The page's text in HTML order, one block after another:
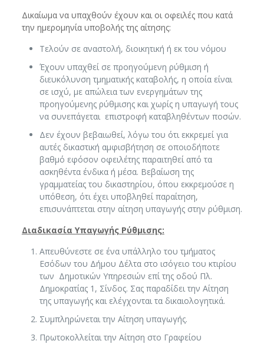
Δικαίωμα να υπαχθούν έχουν και οι οφειλές που κατά
την ημερομηνία υποβολής της αίτησης:
Τελούν σε αναστολή, διοικητική ή εκ του νόμου
Έχουν υπαχθεί σε προηγούμενη ρύθμιση ή
διευκόλυνση τμηματικής καταβολής, η οποία είναι
σε ισχύ, με απώλεια των ενεργημάτων της
προηγούμενης ρύθμισης και χωρίς η υπαγωγή τους
να συνεπάγεται επιστροφή καταβληθέντων ποσών.
Δεν έχουν βεβαιωθεί, λόγω του ότι εκκρεμεί για
αυτές δικαστική αμφισβήτηση σε οποιοδήποτε
βαθμό εφόσον οφειλέτης παραιτηθεί από τα
ασκηθέντα ένδικα ή μέσα. Βεβαίωση της
γραμματείας του δικαστηρίου, όπου εκκρεμούσε η
υπόθεση, ότι έχει υποβληθεί παραίτηση,
επισυνάπτεται στην αίτηση υπαγωγής στην ρύθμιση.
Διαδικασία Υπαγωγής Ρύθμισης:
Απευθύνεστε σε ένα υπάλληλο του τμήματος
Εσόδων του Δήμου Δέλτα στο ισόγειο του κτιρίου
των Δημοτικών Υπηρεσιών επί της οδού Πλ.
Δημοκρατίας 1, Σίνδος. Σας παραδίδει την Αίτηση
της υπαγωγής και ελέγχονται τα δικαιολογητικά.
Συμπληρώνεται την Αίτηση υπαγωγής.
Πρωτοκολλείται την Αίτηση στο Γραφείου